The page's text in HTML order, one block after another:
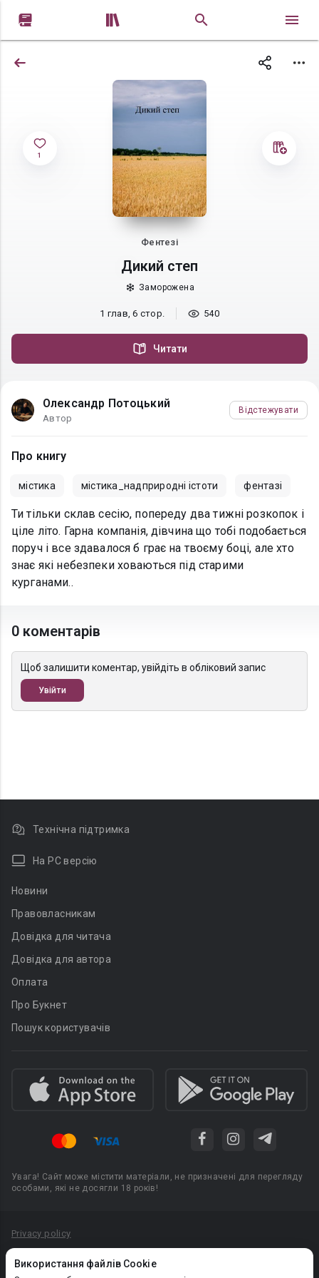
 
1
Фентезі
Дикий степ
Заморожена
1 глав, 6 стор. 540
Читати
Олександр Потоцький
Автор
Відстежувати
Про книгу
містика містика_надприродні істоти фентазі
Ти тільки склав сесію, попереду два тижні розкопок і
ціле літо. Гарна компанія, дівчина що тобі подобається
поруч і все здавалося б грає на твоєму боці, але хто
знає які небезпеки ховаються під старими
курганами..
0 коментарів
Щоб залишити коментар, увійдіть в обліковий запис
Увійти
Використання файлів Cookie
Технічна підтримка
На PC версію
Новини
Правовласникам
Довідка для читача
Довідка для автора
Оплата
Про Букнет
Пошук користувачів
Увага! Сайт може містити матеріали, не призначені для перегляду
особами, які не досягли 18 років!
Privacy policy